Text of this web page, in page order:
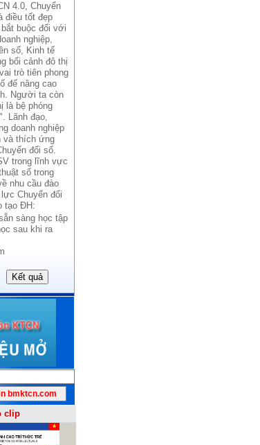
4.0, Chuyển
điều tốt đẹp
buộc đối với
nghiệp,
số, Kinh tế
bối cảnh đô thị
trò tiên phong
đế nâng cao
Người ta còn
là bệ phóng
Lãnh đạo,
doanh nghiệp
và thích ứng
đổi số.
trong lĩnh vực
số trong
nhu cầu đào
Chuyển đổi
tạo ĐH:
sàng học tập
sau khi ra
clip